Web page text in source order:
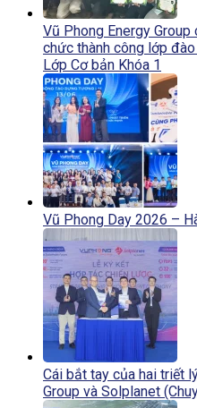
Vũ Phong Energy
chức thành công lớp
Lớp Cơ bản Khóa 1
Vũ Phong Day 2026 –
Cái bắt tay của hai triết
Group và Solplanet